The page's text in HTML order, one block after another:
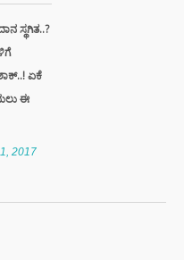
ಸ್ಥಗಿತ..?
ಏಕೆ
ಈ
2017